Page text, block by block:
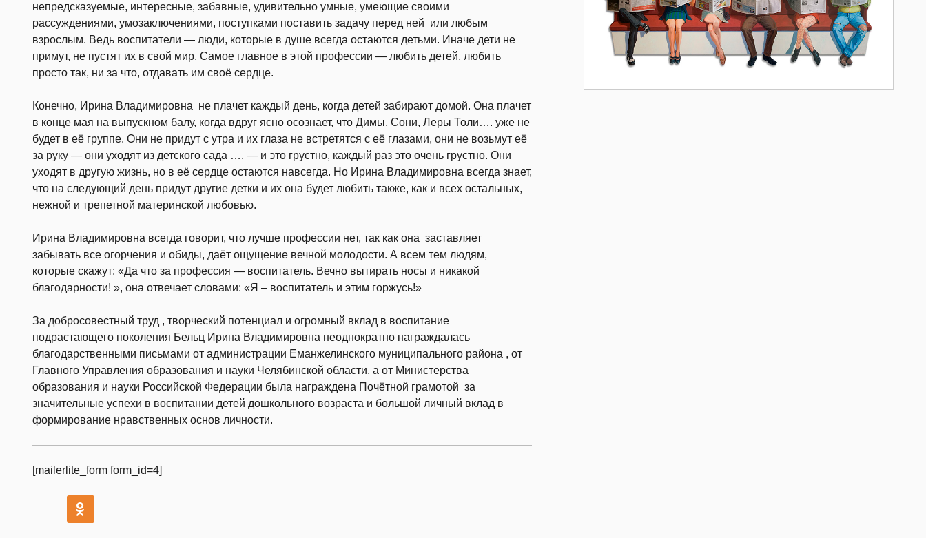
непредсказуемые, интересные, забавные, удивительно умные, умеющие своими
рассуждениями, умозаключениями, поступками поставить задачу перед ней или любым
взрослым. Ведь воспитатели — люди, которые в душе всегда остаются детьми. Иначе дети не
примут, не пустят их в свой мир. Самое главное в этой профессии — любить детей, любить
просто так, ни за что, отдавать им своё сердце.
Конечно, Ирина Владимировна не плачет каждый день, когда детей забирают домой. Она плачет
в конце мая на выпускном балу, когда вдруг ясно осознает, что Димы, Сони, Леры Толи…. уже не
будет в её группе. Они не придут с утра и их глаза не встретятся с её глазами, они не возьмут её
за руку — они уходят из детского сада …. — и это грустно, каждый раз это очень грустно. Они
уходят в другую жизнь, но в её сердце остаются навсегда. Но Ирина Владимировна всегда знает,
что на следующий день придут другие детки и их она будет любить также, как и всех остальных,
нежной и трепетной материнской любовью.
Ирина Владимировна всегда говорит, что лучше профессии нет, так как она заставляет
забывать все огорчения и обиды, даёт ощущение вечной молодости. А всем тем людям,
которые скажут: «Да что за профессия — воспитатель. Вечно вытирать носы и никакой
благодарности! », она отвечает словами: «Я – воспитатель и этим горжусь!»
За добросовестный труд , творческий потенциал и огромный вклад в воспитание
подрастающего поколения Бельц Ирина Владимировна неоднократно награждалась
благодарственными письмами от администрации Еманжелинского муниципального района , от
Главного Управления образования и науки Челябинской области, а от Министерства
образования и науки Российской Федерации была награждена Почётной грамотой за
значительные успехи в воспитании детей дошкольного возраста и большой личный вклад в
формирование нравственных основ личности.
[mailerlite_form form_id=4]